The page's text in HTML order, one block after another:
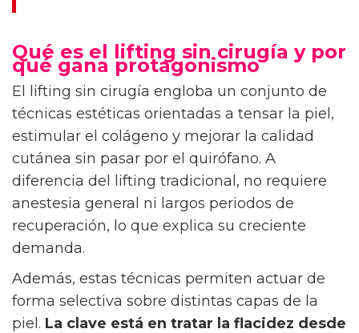
Qué es el lifting sin cirugía y por
qué gana protagonismo
El lifting sin cirugía engloba un conjunto de
técnicas estéticas orientadas a tensar la piel,
estimular el colágeno y mejorar la calidad
cutánea sin pasar por el quirófano. A
diferencia del lifting tradicional, no requiere
anestesia general ni largos periodos de
recuperación, lo que explica su creciente
demanda.
Además, estas técnicas permiten actuar de
forma selectiva sobre distintas capas de la
piel. La clave está en tratar la flacidez desde